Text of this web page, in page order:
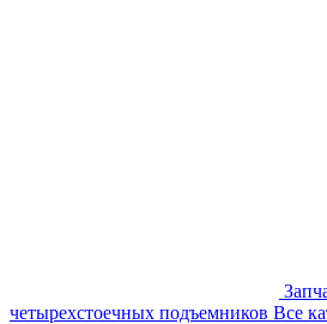
четырехстоечных подъемников Все